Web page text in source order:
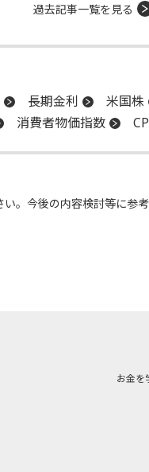
過去記事一覧を見る
長期金利 米国株
消費者物価指数
。今後の内容検討等に参考
お金を